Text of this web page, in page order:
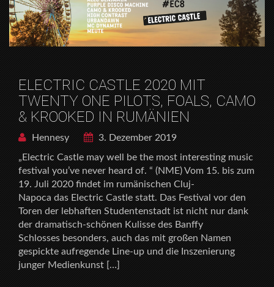
ELECTRIC CASTLE 2020 MIT
TWENTY ONE PILOTS, FOALS, CAMO
& KROOKED IN RUMÄNIEN
Hennesy
3. Dezember 2019
„Electric Castle may well be the most interesting music
festival you’ve never heard of. “ (NME) Vom 15. bis zum
19. Juli 2020 findet im rumänischen Cluj-
Napoca das Electric Castle statt. Das Festival vor den
Toren der lebhaften Studentenstadt ist nicht nur dank
der dramatisch-schönen Kulisse des Banffy
Schlosses besonders, auch das mit großen Namen
gespickte aufregende Line-up und die Inszenierung
junger Medienkunst […]